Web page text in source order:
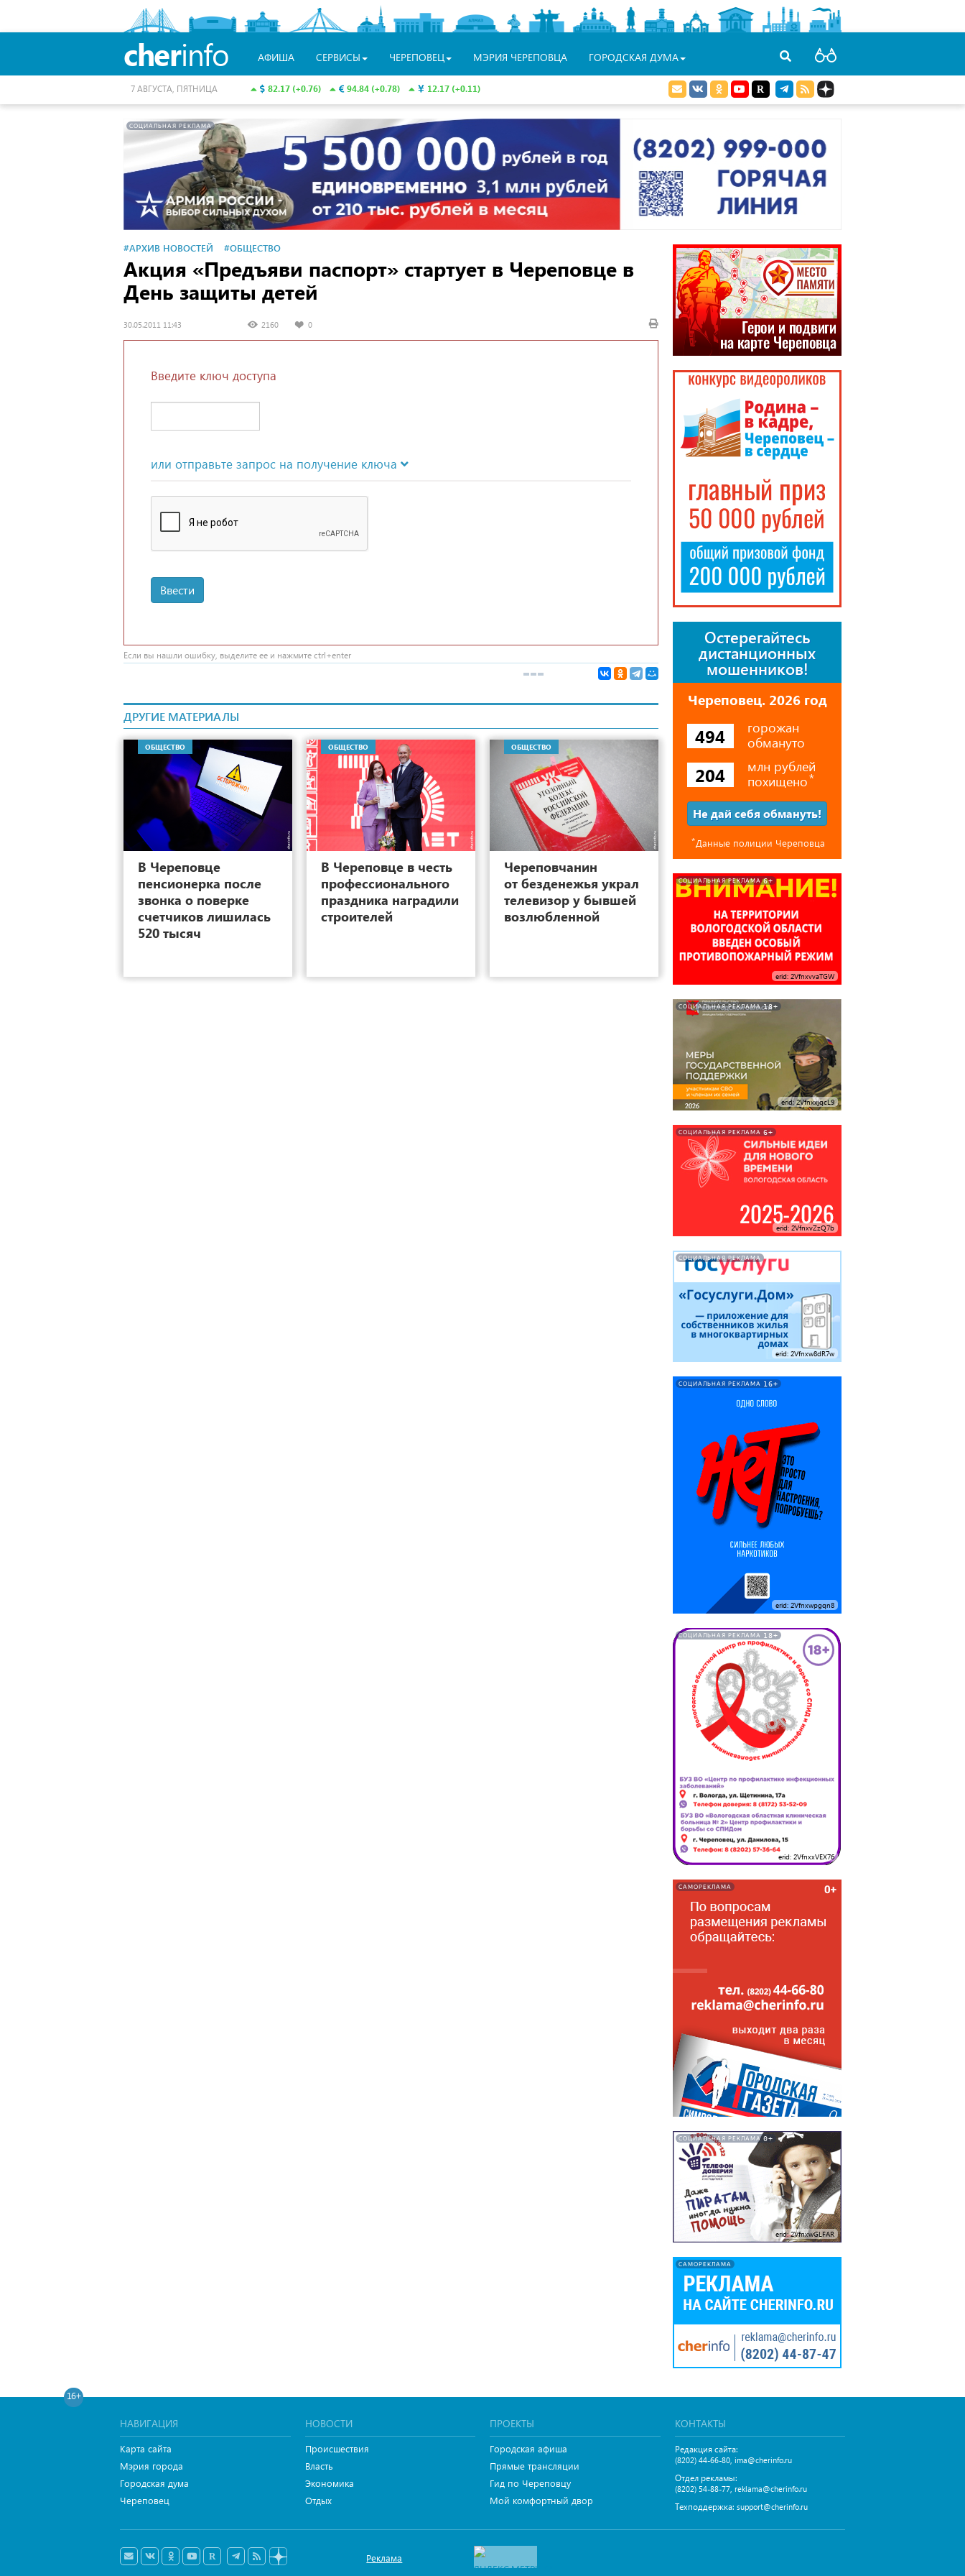
cherinfo АФИША СЕРВИСЫ ЧЕРЕПОВЕЦ МЭРИЯ ЧЕРЕПОВЦА ГОРОДСКАЯ ДУМА
82.17 (+0.76) 94.84 (+0.78) 12.17 (+0.11)
7 АВГУСТА, ПЯТНИЦА
СОЦИАЛЬНАЯ РЕКЛАМА
#АРХИВ НОВОСТЕЙ #ОБЩЕСТВО
Акция «Предъяви паспорт» стартует в Череповце в
День защиты детей
30.05.2011 11:43 2160 0
Введите ключ доступа
или отправьте запрос на получение ключа
Ввести
Если вы нашли ошибку, выделите ее и нажмите ctrl+enter
ДРУГИЕ МАТЕРИАЛЫ
ОБЩЕСТВО
В Череповце
пенсионерка после
звонка о поверке
счетчиков лишилась
520 тысяч
ОБЩЕСТВО
В Череповце в честь
профессионального
праздника наградили
строителей
ОБЩЕСТВО
Череповчанин
от безденежья украл
телевизор у бывшей
возлюбленной
Остерегайтесь
дистанционных
мошенников!
Череповец. 2026 год
494
горожан
обмануто
204
млн рублей
похищено⃰
Не дай себя обмануть!
⃰Данные полиции Череповца
СОЦИАЛЬНАЯ РЕКЛАМА 6+
erid: 2VfnxvvaTGW
СОЦИАЛЬНАЯ РЕКЛАМА 18+
erid: 2VfnxxjqcL9
СОЦИАЛЬНАЯ РЕКЛАМА 6+
erid: 2VfnxvZzQ7b
СОЦИАЛЬНАЯ РЕКЛАМА
erid: 2Vfnxw8dR7w
СОЦИАЛЬНАЯ РЕКЛАМА 16+
erid: 2Vfnxwpgqn8
СОЦИАЛЬНАЯ РЕКЛАМА 18+
erid: 2VfnxxVEX76
САМОРЕКЛАМА
СОЦИАЛЬНАЯ РЕКЛАМА 0+
erid: 2VfnxwGLFAR
САМОРЕКЛАМА
16+
НАВИГАЦИЯ
Карта сайта
Мэрия города
Городская дума
Череповец
НОВОСТИ
Происшествия
Власть
Экономика
Отдых
ПРОЕКТЫ
Городская афиша
Прямые трансляции
Гид по Череповцу
Мой комфортный двор
КОНТАКТЫ
Редакция сайта:
(8202) 44-66-80, ima@cherinfo.ru
Отдел рекламы:
(8202) 54-88-77, reklama@cherinfo.ru
Техподдержка: support@cherinfo.ru
Реклама